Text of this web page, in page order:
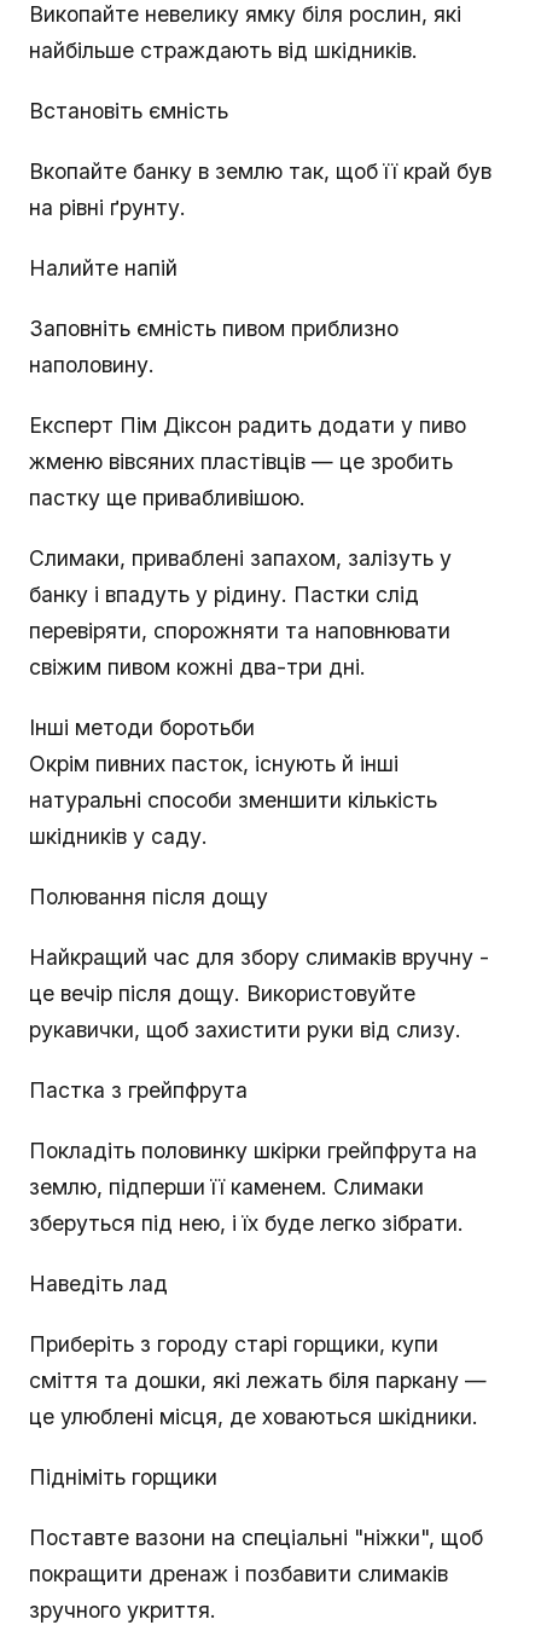
Викопайте невелику ямку біля рослин, які
найбільше страждають від шкідників.
Встановіть ємність
Вкопайте банку в землю так, щоб її край був
на рівні ґрунту.
Налийте напій
Заповніть ємність пивом приблизно
наполовину.
Експерт Пім Діксон радить додати у пиво
жменю вівсяних пластівців — це зробить
пастку ще привабливішою.
Слимаки, приваблені запахом, залізуть у
банку і впадуть у рідину. Пастки слід
перевіряти, спорожняти та наповнювати
свіжим пивом кожні два-три дні.
Інші методи боротьби
Окрім пивних пасток, існують й інші
натуральні способи зменшити кількість
шкідників у саду.
Полювання після дощу
Найкращий час для збору слимаків вручну -
це вечір після дощу. Використовуйте
рукавички, щоб захистити руки від слизу.
Пастка з грейпфрута
Покладіть половинку шкірки грейпфрута на
землю, підперши її каменем. Слимаки
зберуться під нею, і їх буде легко зібрати.
Наведіть лад
Приберіть з городу старі горщики, купи
сміття та дошки, які лежать біля паркану —
це улюблені місця, де ховаються шкідники.
Підніміть горщики
Поставте вазони на спеціальні "ніжки", щоб
покращити дренаж і позбавити слимаків
зручного укриття.